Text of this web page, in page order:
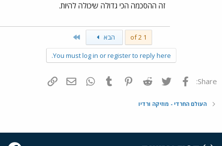
זה ההסכמה הכי גדולה שיכולה להיות.
1 of 2 הבא
You must log in or register to reply here.
Share: פייסבוק Twitter
Reddit
Pinterest
Tumblr
WhatsAppדואר אלקטרוני
העולם החרדי - מוזיקה ורדיו